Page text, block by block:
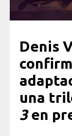
Denis
una
3en